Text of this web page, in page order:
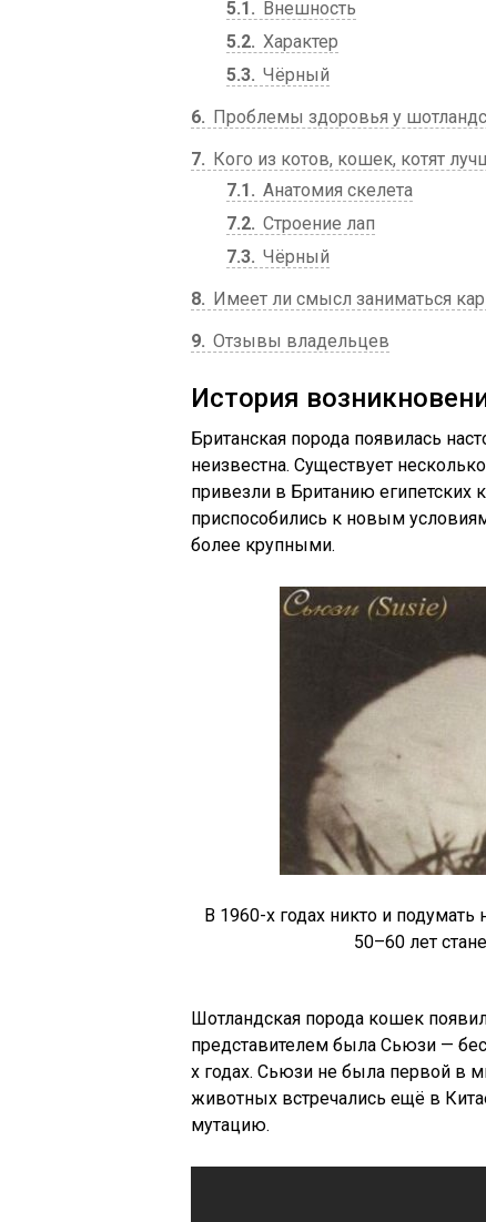
5.1
Внешность
5.2 Характер
5.3 Чёрный
6
Проблемы здоровья у
7
Кого из котов, кошек, котят
7.1
Анатомия скелета
7.2 Строение лап
7.3 Чёрный
8
Имеет ли смысл заниматься
9 Отзывы владельцев
История
Британская порода появилась
неизвестна. Существует
привезли в Британию
приспособились к новым
более крупными.
В 1960-х годах никто и
50–60 лет
Шотландская порода кошек
представителем была Сьюзи —
х годах. Сьюзи не была первой в
животных встречались ещё в
мутацию.